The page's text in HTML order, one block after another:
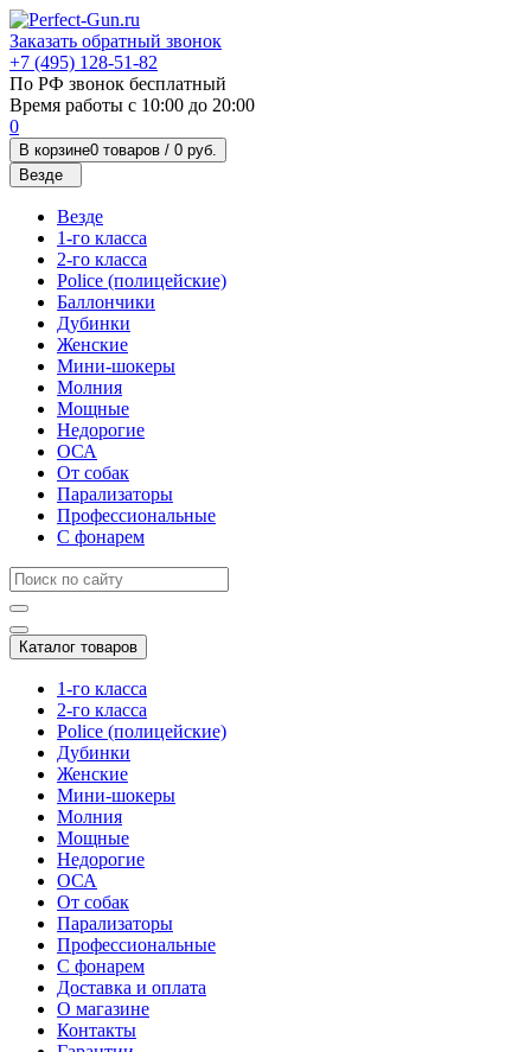
Заказать обратный звонок
+7 (495) 128-51-82
По РФ звонок бесплатный
Время работы с 10:00 до 20:00
0
В корзине0 товаров / 0 руб.
Везде
Везде
1-го класса
2-го класса
Police (полицейские)
Баллончики
Дубинки
Женские
Мини-шокеры
Молния
Мощные
Недорогие
ОСА
От собак
Парализаторы
Профессиональные
С фонарем
Каталог товаров
1-го класса
2-го класса
Police (полицейские)
Дубинки
Женские
Мини-шокеры
Молния
Мощные
Недорогие
ОСА
От собак
Парализаторы
Профессиональные
С фонарем
Доставка и оплата
О магазине
Контакты